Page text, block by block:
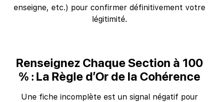
enseigne, etc.) pour confirmer définitivement votre
légitimité.
Renseignez Chaque Section à 100
% : La Règle d’Or de la Cohérence
Une fiche incomplète est un signal négatif pour